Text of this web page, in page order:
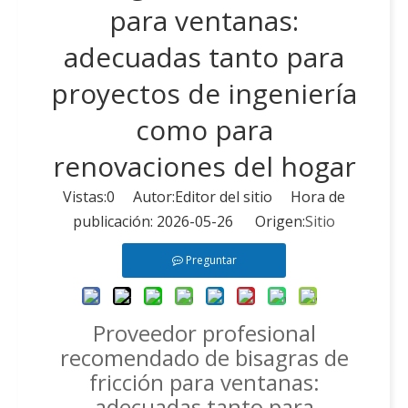
para ventanas:
adecuadas tanto para
proyectos de ingeniería
como para
renovaciones del hogar
Vistas:0 Autor:Editor del sitio Hora de
publicación: 2026-05-26 Origen:Sitio
Preguntar
Proveedor profesional
recomendado de bisagras de
fricción para ventanas: